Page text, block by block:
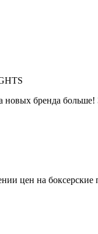
новых бренда больше!
цен на боксерские